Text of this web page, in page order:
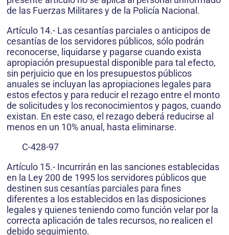
de las Fuerzas Militares y de la Policía Nacional.
Artículo 14.- Las cesantías parciales o anticipos de
cesantías de los servidores públicos, sólo podrán
reconocerse, liquidarse y pagarse cuando exista
apropiación presupuestal disponible para tal efecto,
sin perjuicio que en los presupuestos públicos
anuales se incluyan las apropiaciones legales para
estos efectos y para reducir el rezago entre el monto
de solicitudes y los reconocimientos y pagos, cuando
existan. En este caso, el rezago deberá reducirse al
menos en un 10% anual, hasta eliminarse.
C-428-97
Artículo 15.- Incurrirán en las sanciones establecidas
en la Ley 200 de 1995 los servidores públicos que
destinen sus cesantías parciales para fines
diferentes a los establecidos en las disposiciones
legales y quienes teniendo como función velar por la
correcta aplicación de tales recursos, no realicen el
debido seguimiento.